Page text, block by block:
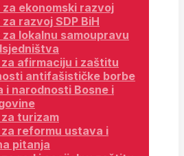
ekonomski razvoj
razvoj SDP BiH
lokalnu samoupravu
afirmaciju i zaštitu
antifašističke borbe
i narodnosti Bosne i
turizam
reformu ustava i
pitanja